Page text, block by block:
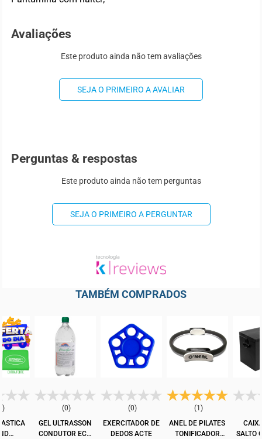
Avaliações
Este produto ainda não tem avaliações
SEJA O PRIMEIRO A AVALIAR
Perguntas & respostas
Este produto ainda não tem perguntas
SEJA O PRIMEIRO A PERGUNTAR
TAMBÉM COMPRADOS
(0)
GEL ULTRASSON
CONDUTOR ECG
(0)
EXERCITADOR DE
DEDOS ACTE
(1)
ANEL DE PILATES
TONIFICADOR
SALTO